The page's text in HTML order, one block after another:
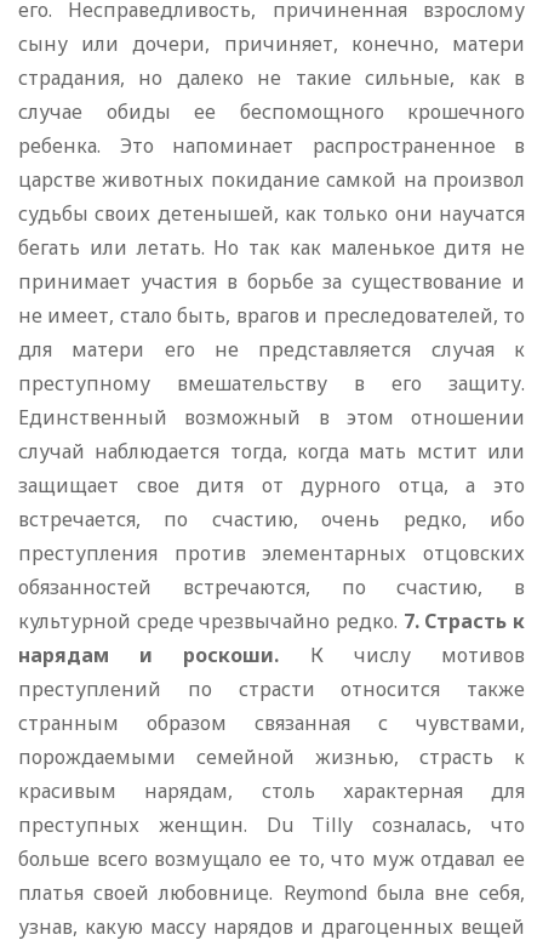
его. Несправедливость, причиненная взрослому
сыну или дочери, причиняет, конечно, матери
страдания, но далеко не такие сильные, как в
случае обиды ее беспомощного крошечного
ребенка. Это напоминает распространенное в
царстве животных покидание самкой на произвол
судьбы своих детенышей, как только они научатся
бегать или летать. Но так как маленькое дитя не
принимает участия в борьбе за существование и
не имеет, стало быть, врагов и преследователей, то
для матери его не представляется случая к
преступному вмешательству в его защиту.
Единственный возможный в этом отношении
случай наблюдается тогда, когда мать мстит или
защищает свое дитя от дурного отца, а это
встречается, по счастию, очень редко, ибо
преступления против элементарных отцовских
обязанностей встречаются, по счастию, в
культурной среде чрезвычайно редко. 7. Страсть к
нарядам и роскоши. К числу мотивов
преступлений по страсти относится также
странным образом связанная с чувствами,
порождаемыми семейной жизнью, страсть к
красивым нарядам, столь характерная для
преступных женщин. Du Tilly созналась, что
больше всего возмущало ее то, что муж отдавал ее
платья своей любовнице. Reymond была вне себя,
узнав, какую массу нарядов и драгоценных вещей